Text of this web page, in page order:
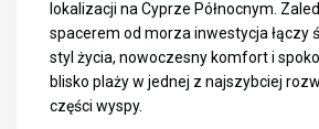
lokalizacji na Cyprze Północnym.
spacerem od morza inwestycja łączy
styl życia, nowoczesny komfort i
blisko plaży w jednej z najszybciej
części wyspy.